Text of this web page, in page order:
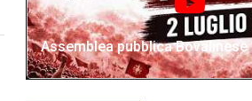
Assemblea pubblica Bovalinese